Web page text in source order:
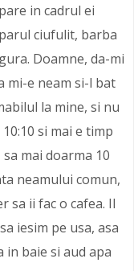
in cadrul ei
ciufulit, barba
Doamne, da-mi
mi-e neam si-l bat
la mine, si nu
si mai e timp
mai doarma 10
neamului comun,
sa ii fac o cafea. II
iesim pe usa, asa
in baie si aud apa